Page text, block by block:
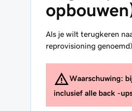
Als je wilt terugkeren
reprovisioning
Waarschuwing:
inclusief alle back -